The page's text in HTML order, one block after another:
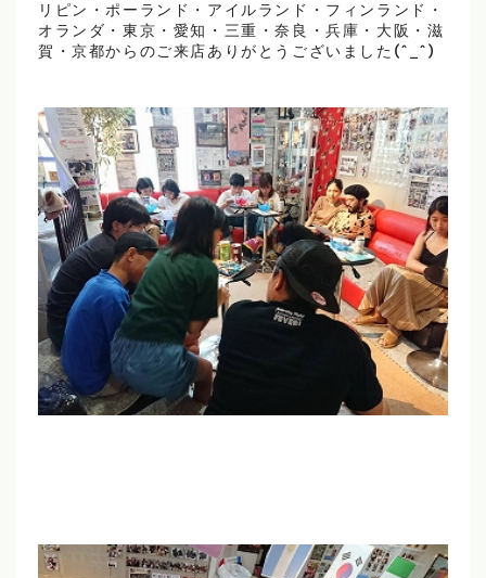
リピン・ポーランド・アイルランド・フィンランド・
オランダ・東京・愛知・三重・奈良・兵庫・大阪・滋
賀・京都からのご来店ありがとうございました(^_^)